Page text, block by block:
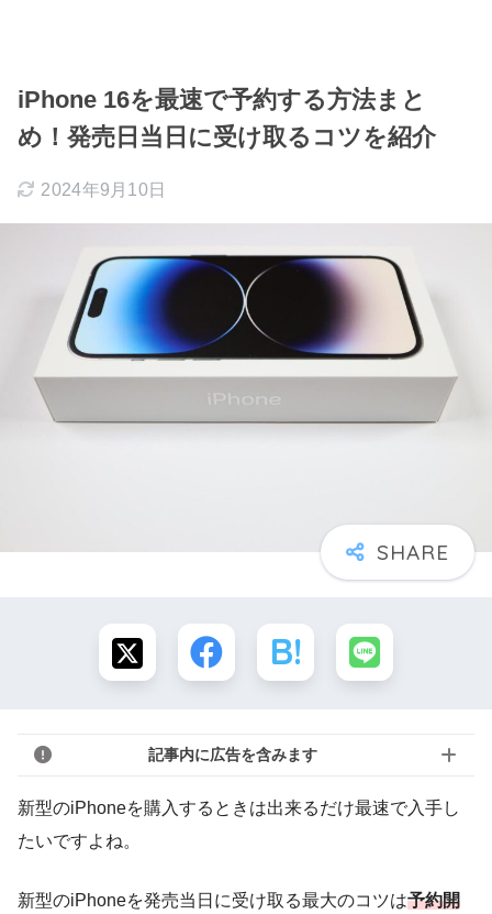
iPhone 16を最速で予約する方法まと
め！発売日当日に受け取るコツを紹介
2024年9月10日
記事内に広告を含みます
新型のiPhoneを購入するときは出来るだけ最速で入手し
たいですよね。
新型のiPhoneを発売当日に受け取る最大のコツは予約開